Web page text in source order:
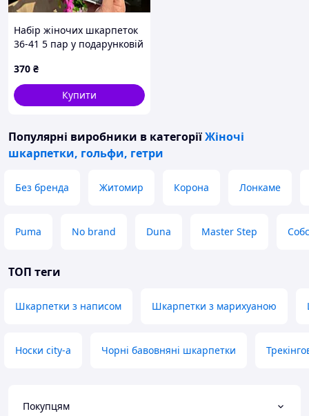
Набір жіночих шкарпеток
36-41 5 пар у подарунковій
370 ₴
Купити
Популярні виробники в категоріїЖіночі
шкарпетки, гольфи, гетри
Без бренда Житомир Корона Лонкаме
Puma No brand Duna Master Step
ТОП теги
Шкарпетки з написом Шкарпетки з марихуаною
Носки city-a Чорні бавовняні шкарпетки
Покупцям